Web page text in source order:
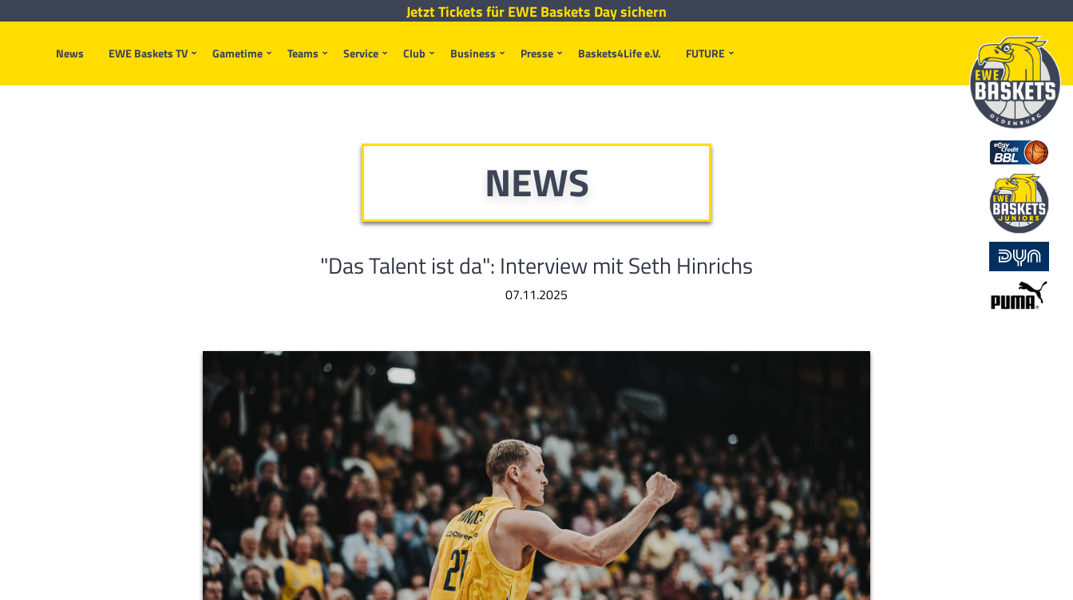
News EWE Baskets TV Gametime Teams Service Club Business Presse Baskets4Life e.V. FUTURE
Jetzt Tickets für EWE Baskets Day sichern
NEWS
"Das Talent ist da": Interview mit Seth Hinrichs
07.11.2025